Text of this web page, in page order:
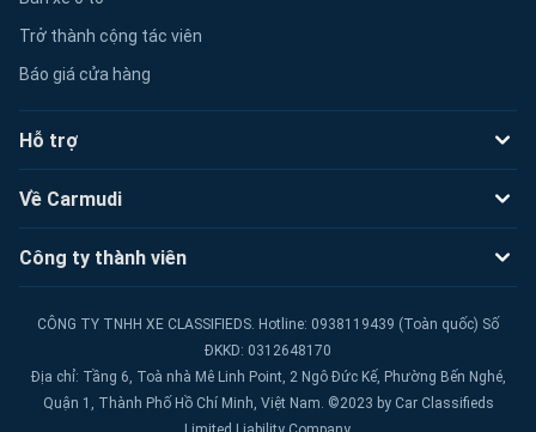
Trở thành cộng tác viên
Báo giá cửa hàng
Hỗ trợ
Về Carmudi
Công ty thành viên
CÔNG TY TNHH XE CLASSIFIEDS. Hotline: 0938119439 (Toàn quốc) Số
ĐKKD: 0312648170
Địa chỉ: Tầng 6, Toà nhà Mê Linh Point, 2 Ngô Đức Kế, Phường Bến Nghé,
Quận 1, Thành Phố Hồ Chí Minh, Việt Nam. ©2023 by Car Classifieds